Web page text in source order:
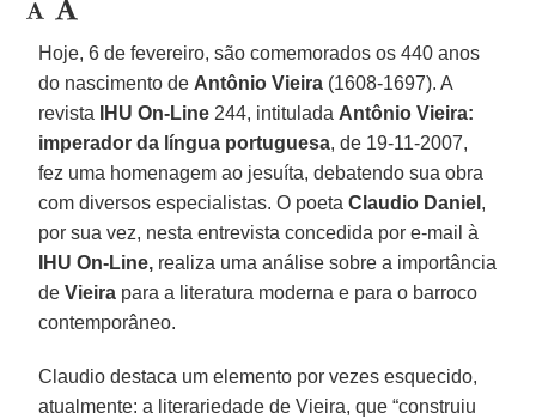
Hoje, 6 de fevereiro, são comemorados os 440 anos
do nascimento de Antônio Vieira (1608-1697). A
revista
IHU On-Line 244, intitulada Antônio Vieira:
imperador da língua portuguesa, de 19-11-2007,
fez uma homenagem ao jesuíta, debatendo sua obra
com diversos especialistas. O poetaClaudio Daniel ,
por sua vez, nesta entrevista concedida por e-mail à
IHU On-Line, realiza uma análise sobre a importância
deVieira para a literatura moderna e para o barroco
contemporâneo.
Claudio destaca um elemento por vezes esquecido,
atualmente: a literariedade de Vieira, que “construiu